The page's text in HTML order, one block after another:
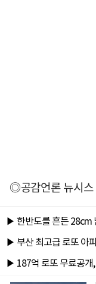
◎공감언론 뉴시스